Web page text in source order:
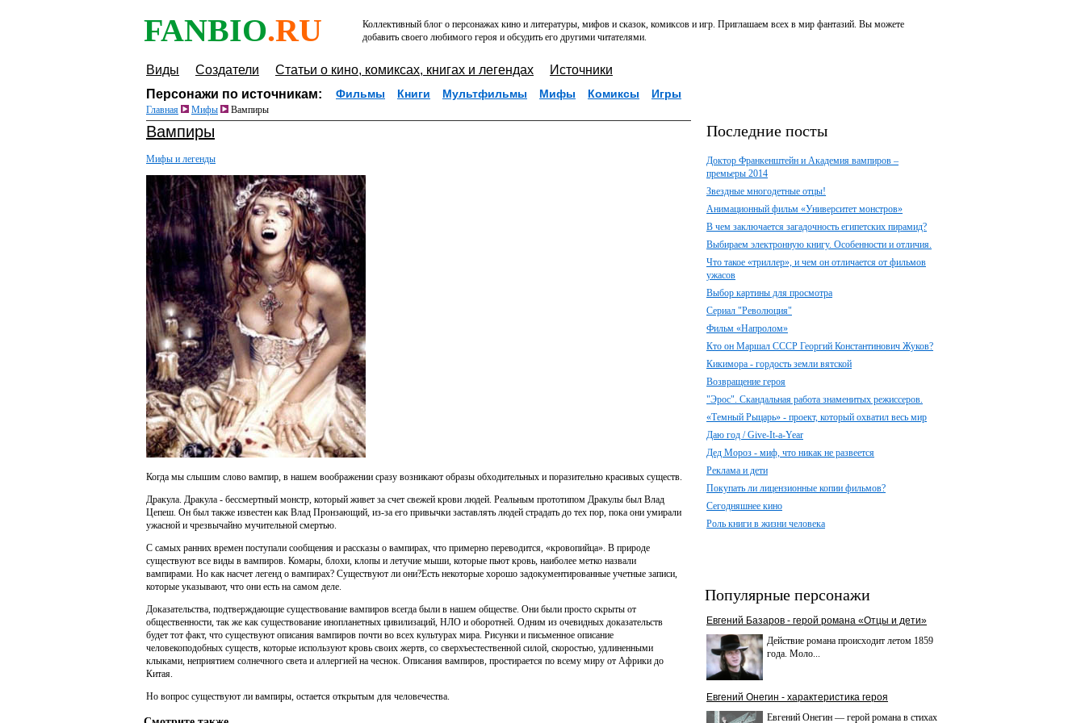
FANBIO.RU
Коллективный блог о персонажах кино и литературы, мифов и сказок, комиксов и игр. Приглашаем всех в мир фантазий. Вы можете
добавить своего любимого героя и обсудить его другими читателями.
Виды Создатели Статьи о кино, комиксах, книгах и легендах
Источники
Персонажи по источникам:
Фильмы Книги Мультфильмы Мифы Комиксы Игры
Главная Мифы Вампиры
Вампиры
Мифы и легенды
Когда мы слышим слово вампир, в нашем воображении сразу возникают образы обходительных и поразительно красивых существ.
Дракула. Дракула - бессмертный монстр, который живет за счет свежей крови людей. Реальным прототипом Дракулы был Влад
Цепеш. Он был также известен как Влад Пронзающий, из-за его привычки заставлять людей страдать до тех пор, пока они умирали
ужасной и чрезвычайно мучительной смертью.
С самых ранних времен поступали сообщения и рассказы о вампирах, что примерно переводится, «кровопийца». В природе
существуют все виды в вампиров. Комары, блохи, клопы и летучие мыши, которые пьют кровь, наиболее метко назвали
вампирами. Но как насчет легенд о вампирах? Существуют ли они?Есть некоторые хорошо задокументированные учетные записи,
которые указывают, что они есть на самом деле.
Доказательства, подтверждающие существование вампиров всегда были в нашем обществе. Они были просто скрыты от
общественности, так же как существование инопланетных цивилизаций, НЛО и оборотней. Одним из очевидных доказательств
будет тот факт, что существуют описания вампиров почти во всех культурах мира. Рисунки и письменное описание
человекоподобных существ, которые используют кровь своих жертв, со сверхъестественной силой, скоростью, удлиненными
клыками, неприятием солнечного света и аллергией на чеснок. Описания вампиров, простирается по всему миру от Африки до
Китая.
Но вопрос существуют ли вампиры, остается открытым для человечества.
Последние посты
Доктор Франкенштейн и Академия вампиров –
премьеры 2014
Звездные многодетные отцы!
Анимационный фильм «Университет монстров»
В чем заключается загадочность египетских пирамид?
Выбираем электронную книгу. Особенности и отличия.
Что такое «триллер», и чем он отличается от фильмов
ужасов
Выбор картины для просмотра
Сериал "Революция"
Фильм «Напролом»
Кто он Маршал СССР Георгий Константинович Жуков?
Кикимора - гордость земли вятской
Возвращение героя
"Эрос". Скандальная работа знаменитых режиссеров.
«Темный Рыцарь» - проект, который охватил весь мир
Даю год / Give-It-a-Year
Дед Мороз - миф, что никак не развеется
Реклама и дети
Покупать ли лицензионные копии фильмов?
Сегодняшнее кино
Роль книги в жизни человека
Популярные персонажи
Евгений Базаров - герой романа «Отцы и дети»
Действие романа происходит летом 1859
года. Моло...
Евгений Онегин - характеристика героя
Евгений Онегин — герой романа в стихах